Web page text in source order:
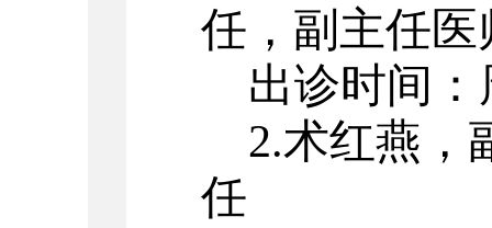
任，副主任医
出诊时间：
2.术红燕，
任